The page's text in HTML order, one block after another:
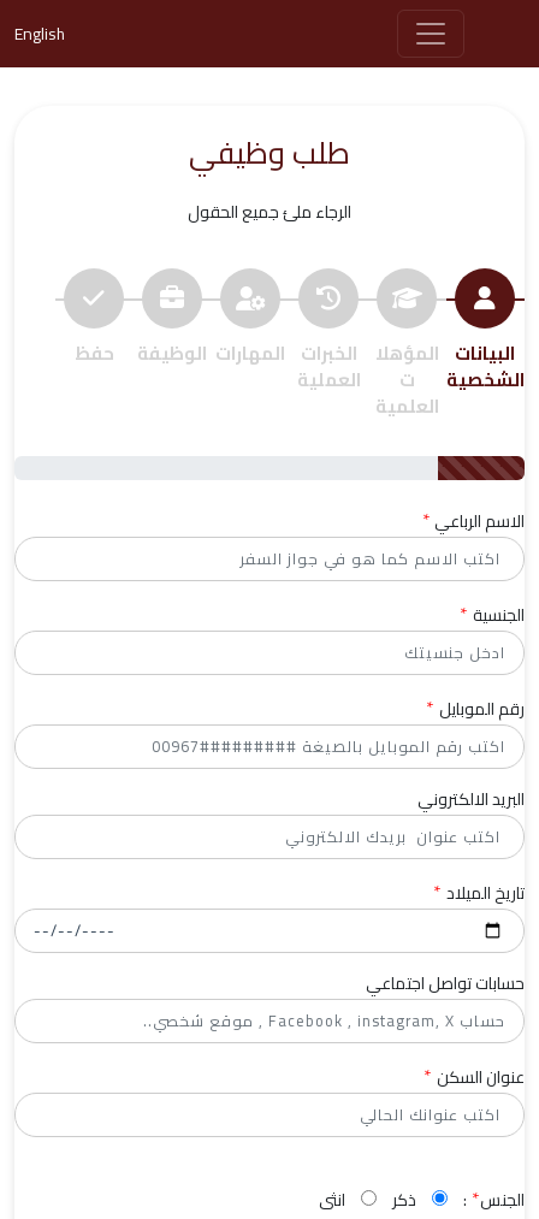
English
طلب وظيفي
الرجاء ملئ جميع الحقول
البيانات
الشخصية
المؤهلا
ت
العلمية
الخبرات
العملية
المهارات الوظيفة حفظ
الاسم الرباعي*
الجنسية*
رقم الموبايل*
البريد الالكتروني
تاريخ الميلاد*
حسابات تواصل اجتماعي
عنوان السكن*
الجنس*
: ذكر انثى